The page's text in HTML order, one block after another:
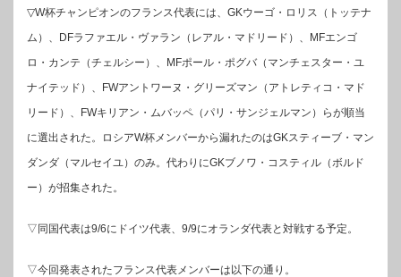
▽W杯チャンピオンのフランス代表には、GKウーゴ・ロリス（トッテナ
ム）、DFラファエル・ヴァラン（レアル・マドリード）、MFエンゴ
ロ・カンテ（チェルシー）、MFポール・ポグバ（マンチェスター・ユ
ナイテッド）、FWアントワーヌ・グリーズマン（アトレティコ・マド
リード）、FWキリアン・ムバッペ（パリ・サンジェルマン）らが順当
に選出された。ロシアW杯メンバーから漏れたのはGKスティーブ・マン
ダンダ（マルセイユ）のみ。代わりにGKブノワ・コスティル（ボルド
ー）が招集された。
▽同国代表は9/6にドイツ代表、9/9にオランダ代表と対戦する予定。
▽今回発表されたフランス代表メンバーは以下の通り。